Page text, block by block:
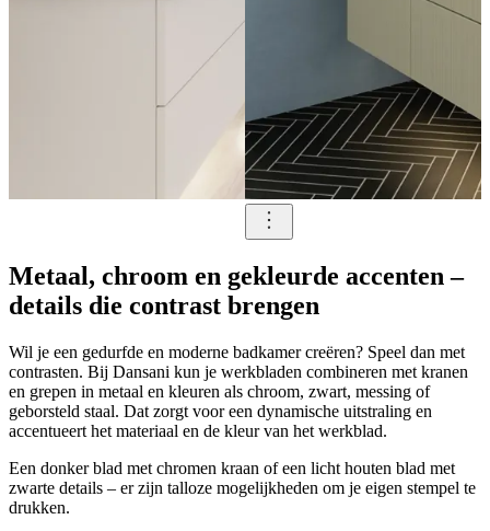
Metaal, chroom en gekleurde accenten –
details die contrast brengen
Wil je een gedurfde en moderne badkamer creëren? Speel dan met
contrasten. Bij Dansani kun je werkbladen combineren met kranen
en grepen in metaal en kleuren als chroom, zwart, messing of
geborsteld staal. Dat zorgt voor een dynamische uitstraling en
accentueert het materiaal en de kleur van het werkblad.
Een donker blad met chromen kraan of een licht houten blad met
zwarte details – er zijn talloze mogelijkheden om je eigen stempel te
drukken.